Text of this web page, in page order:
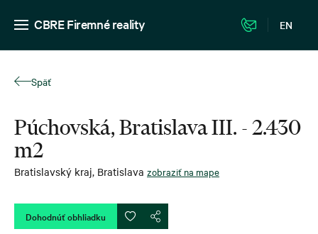
CBRE Firemné reality EN
Späť
Púchovská, Bratislava III. - 2.430
m2
Bratislavský kraj, Bratislava zobraziť na mape
Dohodnúť obhliadku